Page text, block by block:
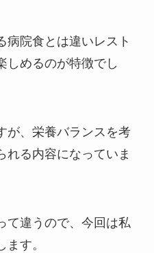
病院食とは違いレスト
しめるのが特徴でし
が、栄養バランスを考
れる内容になっていま
て違うので、今回は私
す。